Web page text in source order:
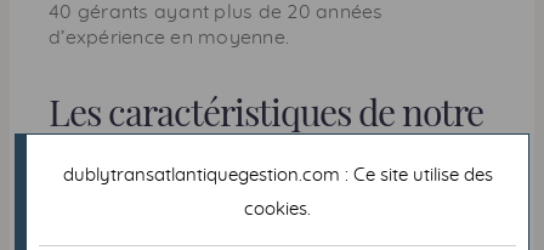
40 gérants ayant plus de 20 années
d’expérience en moyenne.
Les caractéristiques de notre
gestion
Nous pratiquons une gestion de
dublytransatlantiquegestion.com : Ce site utilise des
cookies.